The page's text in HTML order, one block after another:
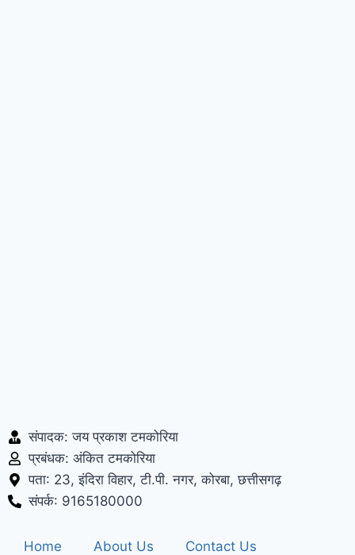
संपादक: जय प्रकाश टमकोरिया
प्रबंधक: अंकित टमकोरिया
पता: 23, इंदिरा विहार, टी.पी. नगर, कोरबा, छत्तीसगढ़
संपर्क: 9165180000
Home About Us Contact Us